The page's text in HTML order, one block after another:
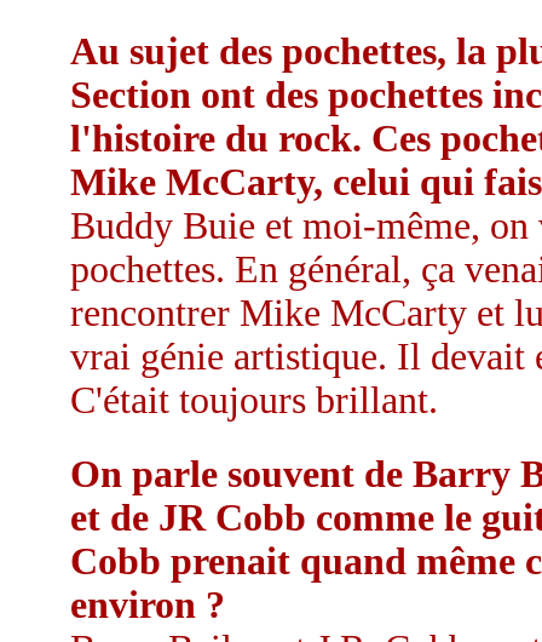
Au sujet des pochettes, la
Section ont des pochettes
l'histoire du rock. Ces
Mike McCarty, celui qui
Buddy Buie et moi-même, on
pochettes. En général, ça
rencontrer Mike McCarty et
vrai génie artistique. Il devait
C'était toujours brillant.
On parle souvent de Barry
et de JR Cobb comme le
Cobb prenait quand même
environ ?